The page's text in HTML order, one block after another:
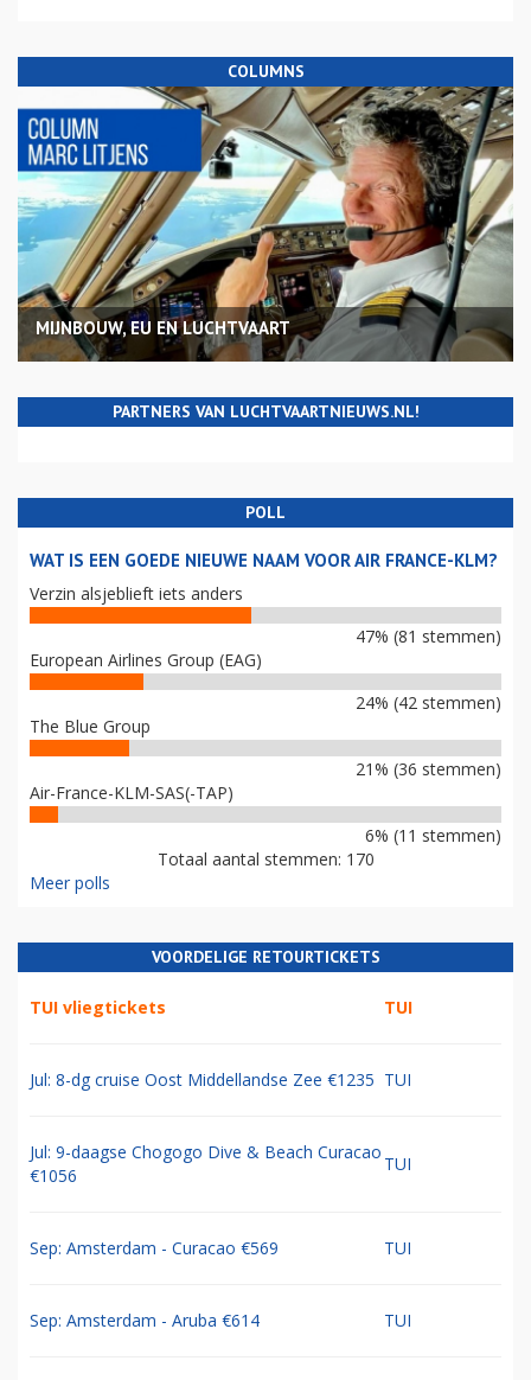
COLUMNS
MIJNBOUW, EU EN LUCHTVAART
PARTNERS VAN LUCHTVAARTNIEUWS.NL!
POLL
WAT IS EEN GOEDE NIEUWE NAAM VOOR AIR FRANCE-KLM?
Verzin alsjeblieft iets anders
47% (81 stemmen)
European Airlines Group (EAG)
24% (42 stemmen)
The Blue Group
21% (36 stemmen)
Air-France-KLM-SAS(-TAP)
6% (11 stemmen)
Totaal aantal stemmen: 170
Meer polls
VOORDELIGE RETOURTICKETS
TUI vliegtickets TUI
Jul: 8-dg cruise Oost Middellandse Zee €1235 TUI
Jul: 9-daagse Chogogo Dive & Beach Curacao
€1056
TUI
Sep: Amsterdam - Curacao €569 TUI
Sep: Amsterdam - Aruba €614 TUI